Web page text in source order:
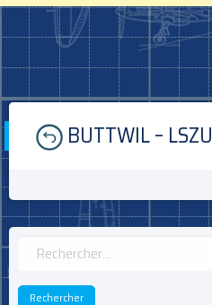
Skip
content
BUTTWIL – LSZU
Rechercher :